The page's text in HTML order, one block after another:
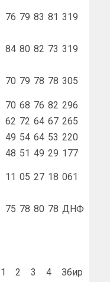
76 79 83 81 319
84 80 82 73 319
70 79 78 78 305
70 68 76 82 296
62 72 64 67 265
49 54 64 53 220
48 51 49 29 177
11 05 27 18 061
75 78 80 78 ДНФ
1 2 3 4 Збир